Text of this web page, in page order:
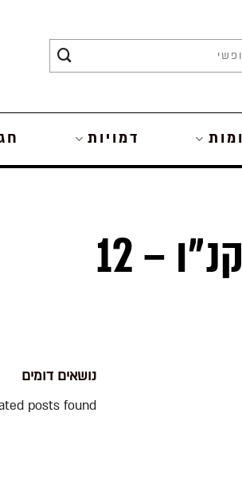
דמויות
ראש השנה למלכים – א’ ניסן גקנ”ו – 12
נושאים דומים
posts found.